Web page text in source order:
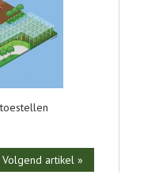
Volgend artikel »